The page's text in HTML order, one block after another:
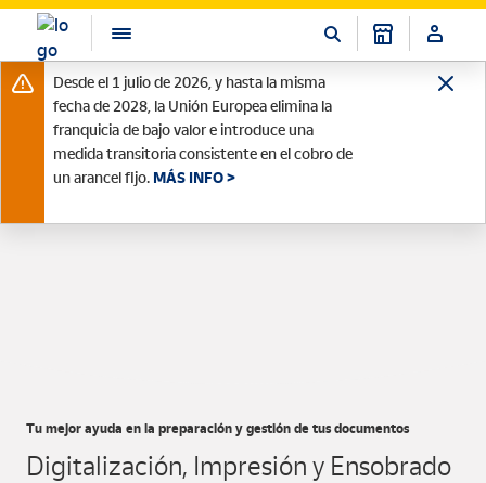
Desde el 1 julio de 2026, y hasta la misma
fecha de 2028, la Unión Europea elimina la
franquicia de bajo valor e introduce una
medida transitoria consistente en el cobro de
un arancel fijo. MÁS INFO >
Tu mejor ayuda en la preparación y gestión de tus documentos
Digitalización, Impresión y Ensobrado